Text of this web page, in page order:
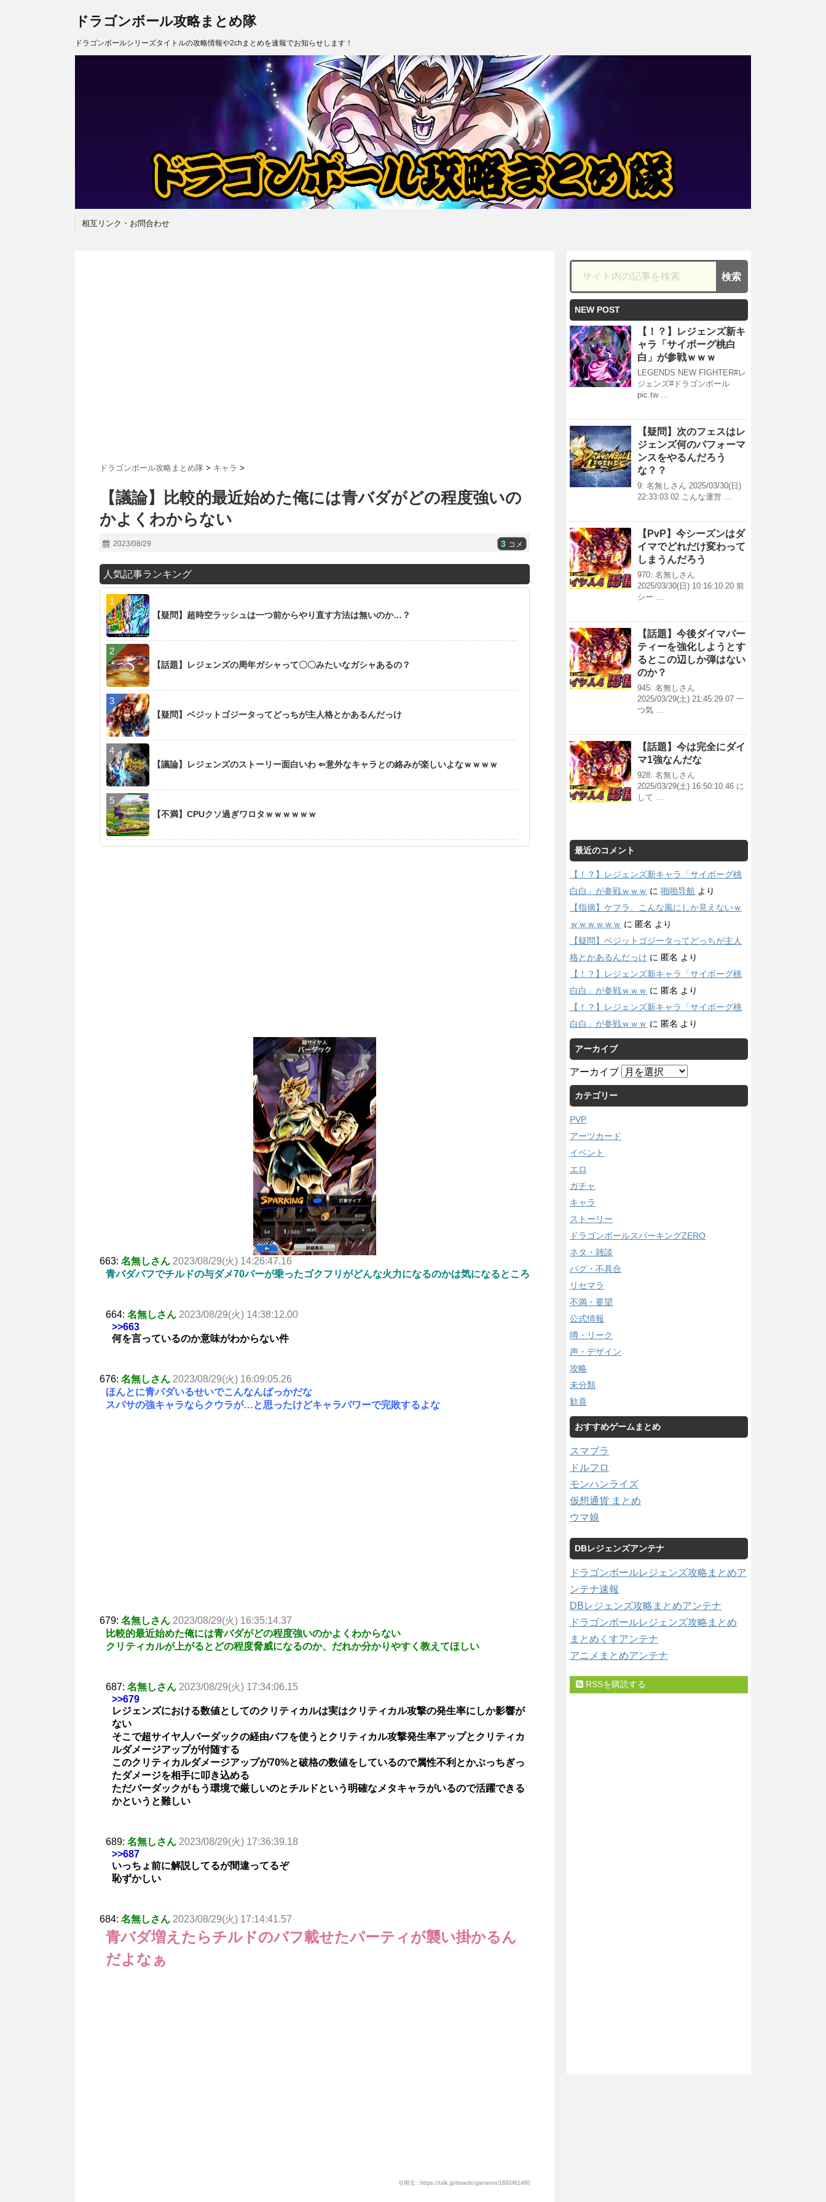
ドラゴンボール攻略まとめ隊
ドラゴンボールシリーズタイトルの攻略情報や2chまとめを速報でお知らせします！
相互リンク・お問合わせ
ドラゴンボール攻略まとめ隊 > キャラ >
【議論】比較的最近始めた俺には青バダがどの程度強いの
かよくわからない
2023/08/29 3 コメ
人気記事ランキング
【疑問】超時空ラッシュは一つ前からやり直す方法は無いのか…？
【話題】レジェンズの周年ガシャって〇〇みたいなガシャあるの？
【疑問】ベジットゴジータってどっちが主人格とかあるんだっけ
【議論】レジェンズのストーリー面白いわ ⇐意外なキャラとの絡みが楽しいよなｗｗｗｗ
【不満】CPUクソ過ぎワロタｗｗｗｗｗｗ
663: 名無しさん 2023/08/29(火) 14:26:47.16
青バダバフでチルドの与ダメ70パーが乗ったゴクフリがどんな火力になるのかは気になるところ
664: 名無しさん 2023/08/29(火) 14:38:12.00
>>663
何を言っているのか意味がわからない件
676: 名無しさん 2023/08/29(火) 16:09:05.26
ほんとに青バダいるせいでこんなんばっかだな
スパサの強キャラならクウラが…と思ったけどキャラパワーで完敗するよな
679: 名無しさん 2023/08/29(火) 16:35:14.37
比較的最近始めた俺には青バダがどの程度強いのかよくわからない
クリティカルが上がるとどの程度脅威になるのか、だれか分かりやすく教えてほしい
687: 名無しさん 2023/08/29(火) 17:34:06.15
>>679
レジェンズにおける数値としてのクリティカルは実はクリティカル攻撃の発生率にしか影響が
ない
そこで超サイヤ人バーダックの経由バフを使うとクリティカル攻撃発生率アップとクリティカ
ルダメージアップが付随する
このクリティカルダメージアップが70%と破格の数値をしているので属性不利とかぶっちぎっ
たダメージを相手に叩き込める
ただバーダックがもう環境で厳しいのとチルドという明確なメタキャラがいるので活躍できる
かというと難しい
689: 名無しさん 2023/08/29(火) 17:36:39.18
>>687
いっちょ前に解説してるが間違ってるぞ
恥ずかしい
684: 名無しさん 2023/08/29(火) 17:14:41.57
青バダ増えたらチルドのバフ載せたパーティが襲い掛かるん
だよなぁ
引用元：https://talk.jp/boards/gamesm/1692461480
NEW POST
【！？】レジェンズ新キ
ャラ「サイボーグ桃白
白」が参戦ｗｗｗ
LEGENDS NEW FIGHTER#レ
ジェンズ#ドラゴンボール
pic.tw …
【疑問】次のフェスはレ
ジェンズ何のパフォーマ
ンスをやるんだろう
な？？
9: 名無しさん 2025/03/30(日)
22:33:03.02 こんな運営 …
【PvP】今シーズンはダ
イマでどれだけ変わって
しまうんだろう
970: 名無しさん
2025/03/30(日) 10:16:10.20 前
シー …
【話題】今後ダイマパー
ティーを強化しようとす
るとこの辺しか弾はない
のか？
945: 名無しさん
2025/03/29(土) 21:45:29.07 一
つ気 …
【話題】今は完全にダイ
マ1強なんだな
928: 名無しさん
2025/03/29(土) 16:50:10.46 に
して …
最近のコメント
【！？】レジェンズ新キャラ「サイボーグ桃
白白」が参戦ｗｗｗ に 啪啪导航 より
【指摘】ケフラ、こんな風にしか見えないｗ
ｗｗｗｗｗｗ に 匿名 より
【疑問】ベジットゴジータってどっちが主人
格とかあるんだっけ に 匿名 より
【！？】レジェンズ新キャラ「サイボーグ桃
白白」が参戦ｗｗｗ に 匿名 より
【！？】レジェンズ新キャラ「サイボーグ桃
白白」が参戦ｗｗｗ に 匿名 より
アーカイブ
アーカイブ
カテゴリー
PVP
アーツカード
イベント
エロ
ガチャ
キャラ
ストーリー
ドラゴンボールスパーキングZERO
ネタ・雑談
バグ・不具合
リセマラ
不満・要望
公式情報
噂・リーク
声・デザイン
攻略
未分類
歓喜
おすすめゲームまとめ
スマブラ
ドルフロ
モンハンライズ
仮想通貨 まとめ
ウマ娘
DBレジェンズアンテナ
ドラゴンボールレジェンズ攻略まとめア
ンテナ速報
DBレジェンズ攻略まとめアンテナ
ドラゴンボールレジェンズ攻略まとめ
まとめくすアンテナ
アニメまとめアンテナ
RSSを購読する